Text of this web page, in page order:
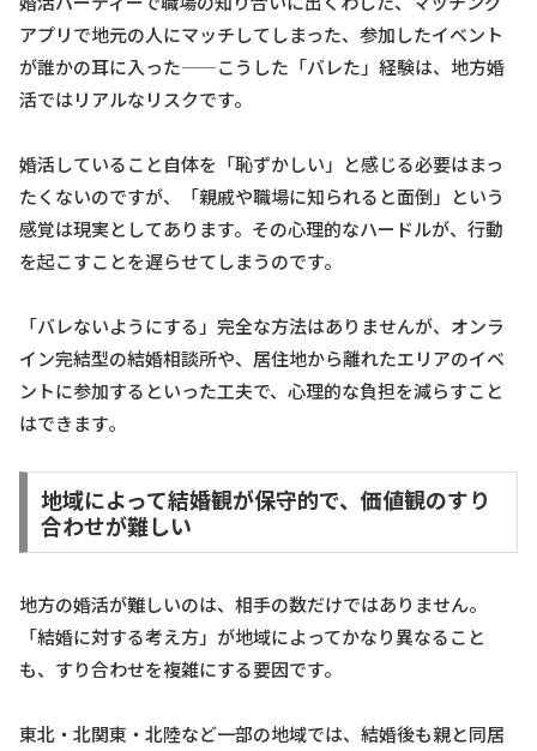
アプリで地元の人にマッチしてしまった、参加したイベント
が誰かの耳に入った——こうした「バレた」経験は、地方婚
活ではリアルなリスクです。
婚活していること自体を「恥ずかしい」と感じる必要はまっ
たくないのですが、「親戚や職場に知られると面倒」という
感覚は現実としてあります。その心理的なハードルが、行動
を起こすことを遅らせてしまうのです。
「バレないようにする」完全な方法はありませんが、オンラ
イン完結型の結婚相談所や、居住地から離れたエリアのイベ
ントに参加するといった工夫で、心理的な負担を減らすこと
はできます。
地域によって結婚観が保守的で、価値観のすり
合わせが難しい
地方の婚活が難しいのは、相手の数だけではありません。
「結婚に対する考え方」が地域によってかなり異なること
も、すり合わせを複雑にする要因です。
東北・北関東・北陸など一部の地域では、結婚後も親と同居